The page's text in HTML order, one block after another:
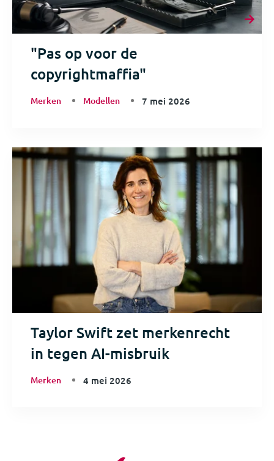
"Pas op voor de
copyrightmaffia"
Merken Modellen 7 mei 2026
Taylor Swift zet merkenrecht
in tegen AI-misbruik
Merken 4 mei 2026